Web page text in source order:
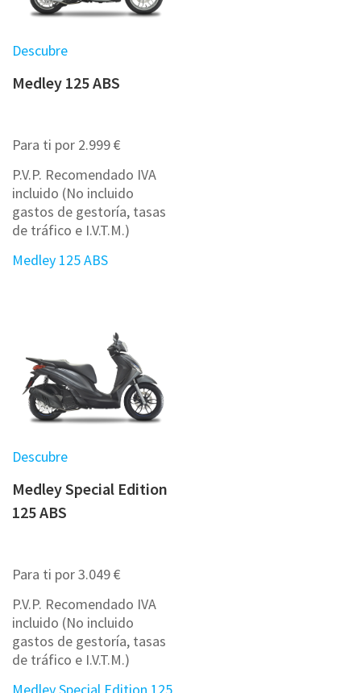
Descubre
Medley 125 ABS
Para ti por 2.999 €
P.V.P. Recomendado IVA
incluido (No incluido
gastos de gestoría, tasas
de tráfico e I.V.T.M.)
Medley 125 ABS
Descubre
Medley Special Edition
125 ABS
Para ti por 3.049 €
P.V.P. Recomendado IVA
incluido (No incluido
gastos de gestoría, tasas
de tráfico e I.V.T.M.)